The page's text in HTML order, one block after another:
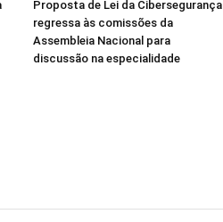
Proposta de Lei da Cibersegurança
regressa às comissões da
Assembleia Nacional para
discussão na especialidade